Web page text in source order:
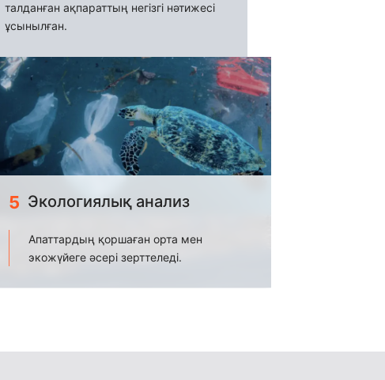
талданған ақпараттың негізгі нәтижесі
ұсынылған.
5 Экологиялық анализ
Апаттардың қоршаған орта мен
экожүйеге әсері зерттеледі.